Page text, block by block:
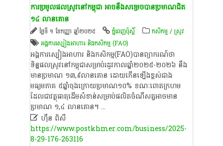
ការ​ប្រមូល​ផល​ស្រូវ​នៅ​កម្ពុជា អាច​​នឹង​សម្រេច​បាន​ប្រមាណជិត​ ​
១៤ លាន​តោន
ថ្ងៃទី ១ ខែកញ្ញា ឆ្នាំ២០២៥ ភ្នំពេញប៉ុស្តិ៍ កសិកម្ម/​ស្រូវ​
​អង្គការ​ស្បៀងអាហារ និង​កសិកម្ម (FAO)
អង្គការ​ស្បៀងអាហារ និង​កសិកម្ម(FAO)​បានព្យាករណ៍​ថា
ទិន្នផល​ស្រូវនៅ​កម្ពុជា​សម្រាប់​រដូវកាលឆ្នាំ២០២៥-២០២៦ នឹង
មានប្រមាណ ១៣,៩​លានតោន ដោយ​កើន​ឡើង​ខ្ពស់ជាង
មធ្យមភាគ ៥ឆ្នាំ​ចុងក្រោយ​ប្រមាណ​១០% ខណៈ​ពោតក្រហម​
ដែលជាវត្ថុធាតុដើមសំខាន់សម្រាប់ផលិតចំណីសត្វ​​អាចមាន​
ប្រមាណ ១,៤ លាន​តោន​។​ ...
ហ៊ឹន ពិសី
https://www.postkhmer.com/business/2025-
8-29-176-263116